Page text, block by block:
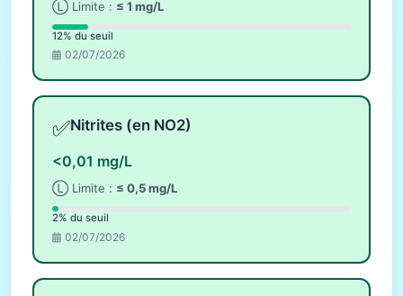
Ⓛ Limite : ≤ 1 mg/L
12% du seuil
02/07/2026
✅Nitrites (en NO2)
<0,01 mg/L
Ⓛ Limite : ≤ 0,5 mg/L
2% du seuil
02/07/2026